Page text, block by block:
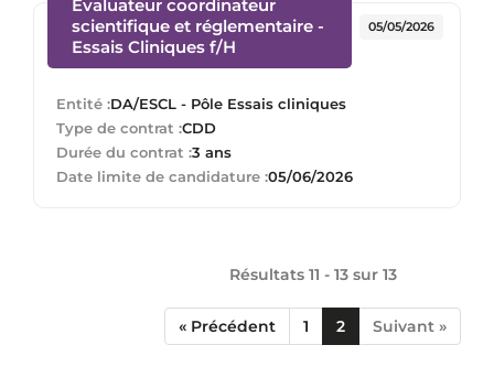
Evaluateur coordinateur
scientifique et réglementaire -
Essais Cliniques f/H
Entité :DA/ESCL - Pôle Essais cliniques
Type de contrat :CDD
Durée du contrat :3 ans
05/05/2026
Date limite de candidature :05/06/2026
Résultats 11 - 13 sur 13
« Précédent 1 2 Suivant »